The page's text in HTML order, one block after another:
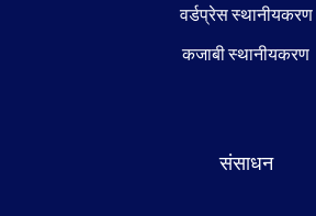
वर्डप्रेस स्थानीयकरण
कजाबी स्थानीयकरण
संसाधन